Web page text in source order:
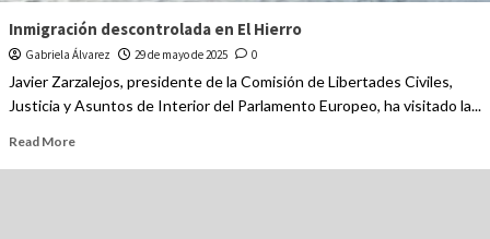
Inmigración descontrolada en El Hierro
Gabriela Álvarez 29 de mayo de 2025 0
Javier Zarzalejos, presidente de la Comisión de Libertades Civiles,
Justicia y Asuntos de Interior del Parlamento Europeo, ha visitado la...
Read More